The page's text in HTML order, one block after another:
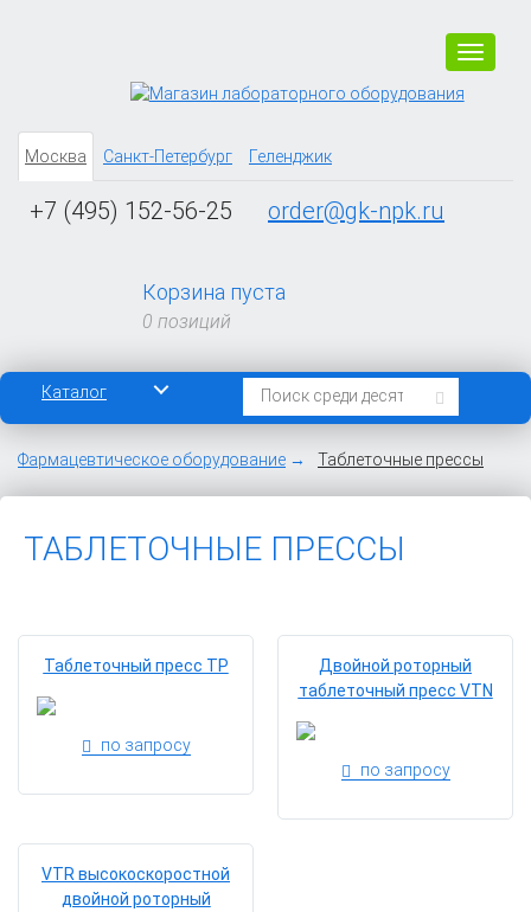
Москва Санкт-Петербург Геленджик
+7 (495) 152-56-25 order@gk-npk.ru
Корзина пуста
0 позиций
Каталог
Фармацевтическое оборудование Таблеточные прессы
ТАБЛЕТОЧНЫЕ ПРЕССЫ
Таблеточный пресс ТР
по запросу
Двойной роторный
таблеточный пресс VTN
по запросу
VTR высокоскоростной
двойной роторный